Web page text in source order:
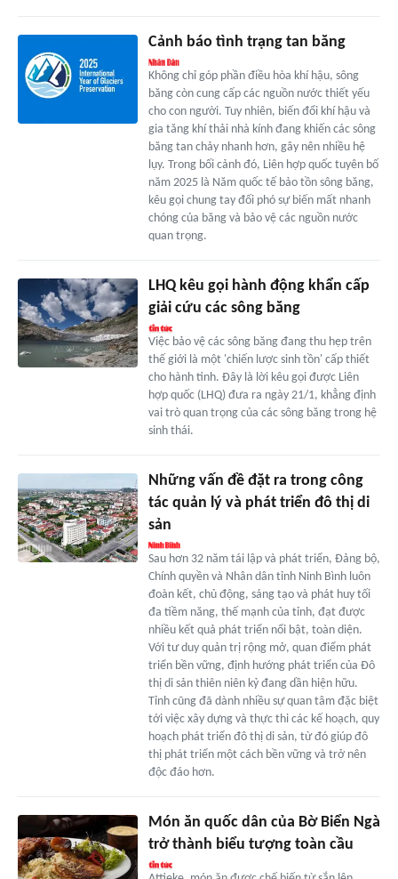
Cảnh báo tình trạng tan băng
Không chỉ góp phần điều hòa khí hậu, sông
băng còn cung cấp các nguồn nước thiết yếu
cho con người. Tuy nhiên, biến đổi khí hậu và
gia tăng khí thải nhà kính đang khiến các sông
băng tan chảy nhanh hơn, gây nên nhiều hệ
lụy. Trong bối cảnh đó, Liên hợp quốc tuyên bố
năm 2025 là Năm quốc tế bảo tồn sông băng,
kêu gọi chung tay đối phó sự biến mất nhanh
chóng của băng và bảo vệ các nguồn nước
quan trọng.
LHQ kêu gọi hành động khẩn cấp
giải cứu các sông băng
Việc bảo vệ các sông băng đang thu hẹp trên
thế giới là một 'chiến lược sinh tồn' cấp thiết
cho hành tinh. Đây là lời kêu gọi được Liên
hợp quốc (LHQ) đưa ra ngày 21/1, khẳng định
vai trò quan trọng của các sông băng trong hệ
sinh thái.
Những vấn đề đặt ra trong công
tác quản lý và phát triển đô thị di
sản
Sau hơn 32 năm tái lập và phát triển, Đảng bộ,
Chính quyền và Nhân dân tỉnh Ninh Bình luôn
đoàn kết, chủ động, sáng tạo và phát huy tối
đa tiềm năng, thế mạnh của tỉnh, đạt được
nhiều kết quả phát triển nổi bật, toàn diện.
Với tư duy quản trị rộng mở, quan điểm phát
triển bền vững, định hướng phát triển của Đô
thị di sản thiên niên kỷ đang dần hiện hữu.
Tỉnh cũng đã dành nhiều sự quan tâm đặc biệt
tới việc xây dựng và thực thi các kế hoạch, quy
hoạch phát triển đô thị di sản, từ đó giúp đô
thị phát triển một cách bền vững và trở nên
độc đáo hơn.
Món ăn quốc dân của Bờ Biển Ngà
trở thành biểu tượng toàn cầu